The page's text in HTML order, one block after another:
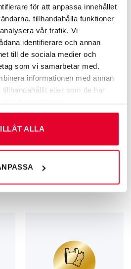
för att anpassa innehållet
tillhandahålla funktioner
vår trafik. Vi
identifierare och annan
till de sociala medier och
som vi samarbetar med.
informationen med annan
eller som de har
ALLA
60kr
Källsortering Matavfall – 60 mm